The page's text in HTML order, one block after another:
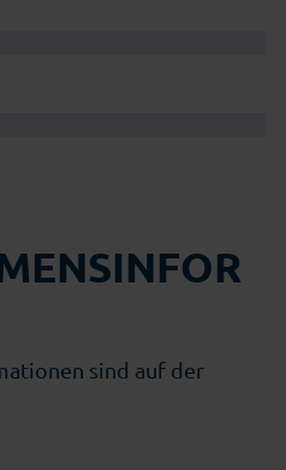
sind auf der